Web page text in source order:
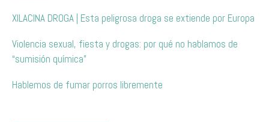
XILACINA DROGA | Esta peligrosa droga se extiende por Europa
Violencia sexual, fiesta y drogas: por qué no hablamos de
“sumisión química”
Hablemos de fumar porros libremente